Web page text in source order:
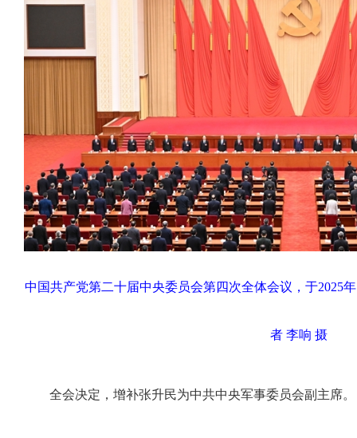
中国共产党第二十届中央委员会第四次全体会议，于2025
者 李响 摄
全会决定，增补张升民为中共中央军事委员会副主席。